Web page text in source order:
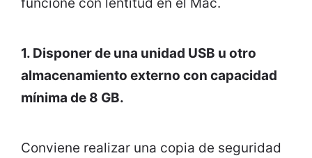
funcione con lentitud en el Mac.
1. Disponer de una unidad USB u otro
almacenamiento externo con capacidad
mínima de 8 GB.
Conviene realizar una copia de seguridad